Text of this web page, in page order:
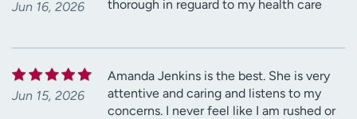
Jun 16, 2026 thorough in reguard to my health care
Jun 15, 2026
Amanda Jenkins is the best. She is very
attentive and caring and listens to my
concerns. I never feel like I am rushed or